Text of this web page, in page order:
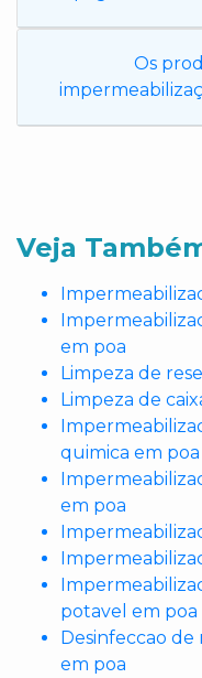
Os
Veja
em poa
Limpeza de
Limpeza de
quimica em poa
em poa
potavel em poa
Desinfeccao de
em poa